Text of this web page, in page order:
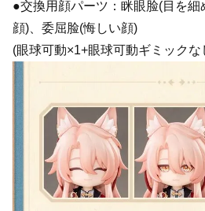
●交換用顔パーツ：眯眼脸(目を細
顔)、委屈脸(悔しい顔)
(眼球可動×1+眼球可動ギミックな